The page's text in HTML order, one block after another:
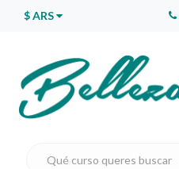
$ ARS